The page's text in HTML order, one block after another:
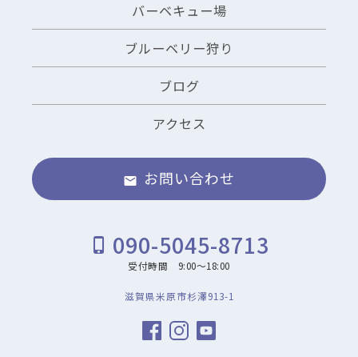
バーベキュー場
ブルーベリー狩り
ブログ
アクセス
email お問い合わせ
phone_iphone 090-5045-8713
受付時間 9:00～18:00
滋賀県米原市杉澤913-1